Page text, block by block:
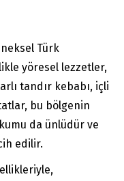
Türk
yöresel lezzetler,
tandır kebabı, içli
bu bölgenin
da ünlüdür ve
edilir.